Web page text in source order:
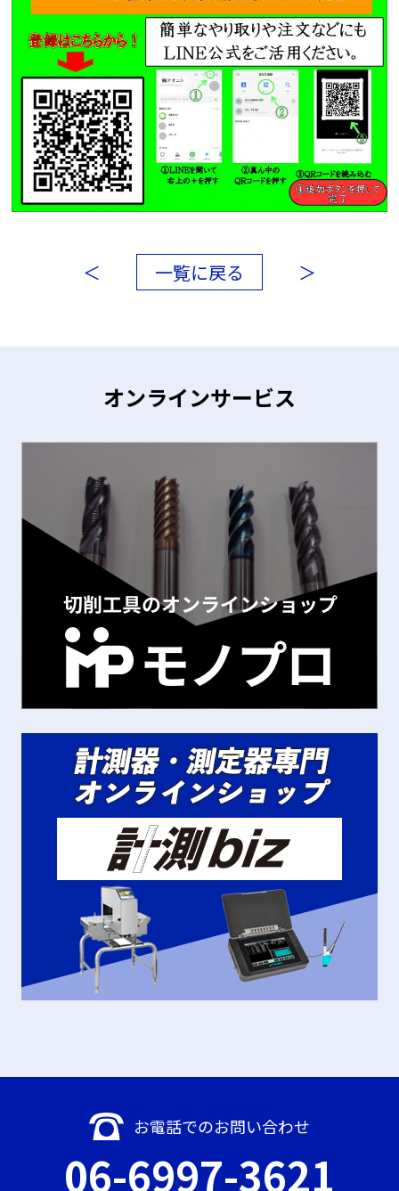
＜ 一覧に戻る ＞
オンラインサービス
お電話でのお問い合わせ
06-6997-3621